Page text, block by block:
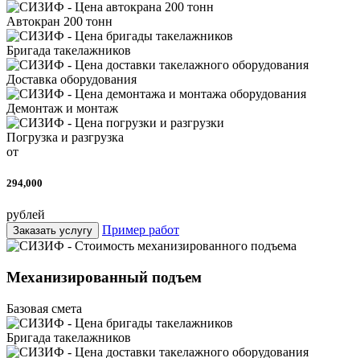
Автокран 200 тонн
Бригада такелажников
Доставка оборудования
Демонтаж и монтаж
Погрузка и разгрузка
от
294,000
рублей
Заказать услугу Пример работ
Механизированный подъем
Базовая смета
Бригада такелажников